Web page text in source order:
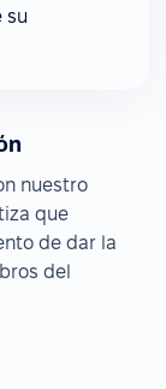
su
nuestro
que
de dar la
del